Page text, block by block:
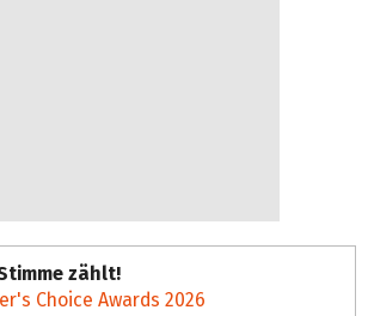
zählt!
Choice Awards 2026